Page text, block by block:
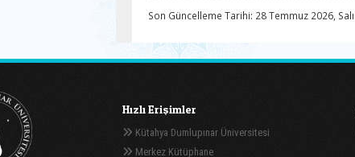
Son Güncelleme Tarihi: 28 Temmuz 2026, Salı
Hızlı Erişimler
Kütahya Dumlupınar Üniversitesi
Merkez Kütüphane